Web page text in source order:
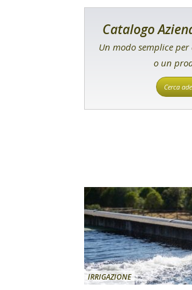
Catalogo
Un modo semplice per
o un
Cerca
IRRIGAZIONE